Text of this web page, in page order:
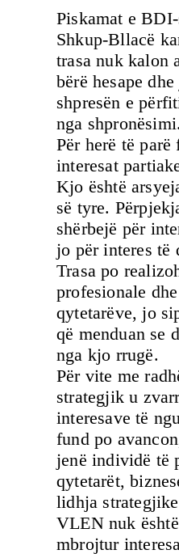
Piskamat e
Shkup-Bllacë
trasa nuk kalon
bërë hesape
shpresën e
nga shpronësimi.
Për herë të
interesat
Kjo është
së tyre.
shërbejë për
jo për interes të
Trasa po
profesionale
qytetarëve, jo
që menduan se
nga kjo rrugë.
Për vite me
strategjik u
interesave të
fund po
jenë individë të
qytetarët,
lidhja
VLEN nuk
mbrojtur